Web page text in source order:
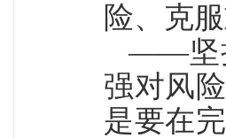
险、克
——坚
强对风
是要在